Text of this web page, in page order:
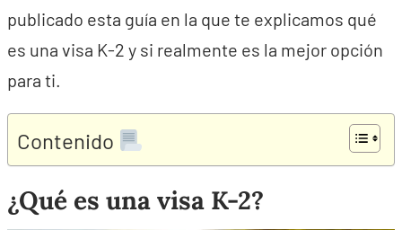
publicado esta guía en la que te explicamos qué
es una visa K-2 y si realmente es la mejor opción
para ti.
Contenido
¿Qué es una visa K-2?